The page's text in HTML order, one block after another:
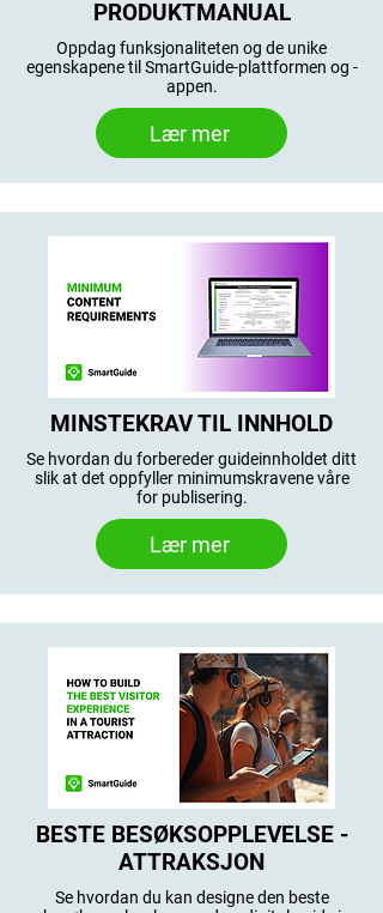
PRODUKTMANUAL
Oppdag funksjonaliteten og de unike
egenskapene til SmartGuide-plattformen og -
appen.
Lær mer
MINSTEKRAV TIL INNHOLD
Se hvordan du forbereder guideinnholdet ditt
slik at det oppfyller minimumskravene våre
for publisering.
Lær mer
BESTE BESØKSOPPLEVELSE -
ATTRAKSJON
Se hvordan du kan designe den beste